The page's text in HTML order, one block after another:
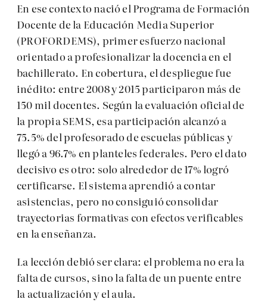
En ese contexto nació el Programa de Formación
Docente de la Educación Media Superior
(PROFORDEMS), primer esfuerzo nacional
orientado a profesionalizar la docencia en el
bachillerato. En cobertura, el despliegue fue
inédito: entre 2008 y 2015 participaron más de
150 mil docentes. Según la evaluación oficial de
la propia SEMS, esa participación alcanzó a
75.5% del profesorado de escuelas públicas y
llegó a 96.7% en planteles federales. Pero el dato
decisivo es otro: solo alrededor de 17% logró
certificarse. El sistema aprendió a contar
asistencias, pero no consiguió consolidar
trayectorias formativas con efectos verificables
en la enseñanza.
La lección debió ser clara: el problema no era la
falta de cursos, sino la falta de un puente entre
la actualización y el aula.